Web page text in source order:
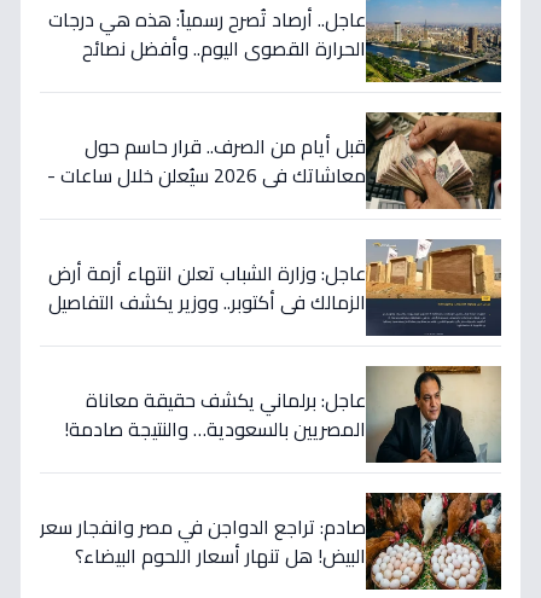
عاجل.. أرصاد تُصرح رسمياً: هذه هي درجات
الحرارة القصوى اليوم.. وأفضل نصائح
قبل أيام من الصرف.. قرار حاسم حول
معاشاتك في 2026 سيُعلن خلال ساعات -
عاجل: وزارة الشباب تعلن انتهاء أزمة أرض
الزمالك في أكتوبر.. ووزير يكشف التفاصيل
عاجل: برلماني يكشف حقيقة معاناة
المصريين بالسعودية… والنتيجة صادمة!
صادم: تراجع الدواجن في مصر وانفجار سعر
البيض! هل تنهار أسعار اللحوم البيضاء؟